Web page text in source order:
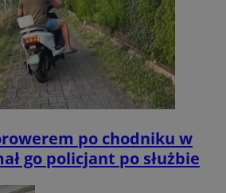
po chodniku w
go policjant po służbie